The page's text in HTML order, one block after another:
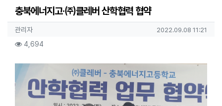
충북에너지고·㈜클레버 산학협력 협약
작성자 정보
관리자작성 작성일
2022.09.08 11:21
컨텐츠 정보
4,694